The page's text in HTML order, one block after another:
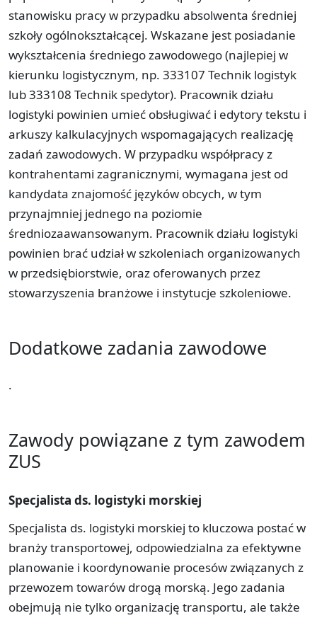
stanowisku pracy w przypadku absolwenta średniej
szkoły ogólnokształcącej. Wskazane jest posiadanie
wykształcenia średniego zawodowego (najlepiej w
kierunku logistycznym, np. 333107 Technik logistyk
lub 333108 Technik spedytor). Pracownik działu
logistyki powinien umieć obsługiwać i edytory tekstu i
arkuszy kalkulacyjnych wspomagających realizację
zadań zawodowych. W przypadku współpracy z
kontrahentami zagranicznymi, wymagana jest od
kandydata znajomość języków obcych, w tym
przynajmniej jednego na poziomie
średniozaawansowanym. Pracownik działu logistyki
powinien brać udział w szkoleniach organizowanych
w przedsiębiorstwie, oraz oferowanych przez
stowarzyszenia branżowe i instytucje szkoleniowe.
Dodatkowe zadania zawodowe
.
Zawody powiązane z tym zawodem
ZUS
Specjalista ds. logistyki morskiej
Specjalista ds. logistyki morskiej to kluczowa postać w
branży transportowej, odpowiedzialna za efektywne
planowanie i koordynowanie procesów związanych z
przewozem towarów drogą morską. Jego zadania
obejmują nie tylko organizację transportu, ale także